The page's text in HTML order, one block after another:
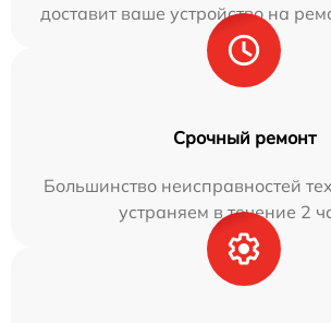
доставит ваше устройство на
Срочный ремонт
Большинство неисправностей
устраняем в течение 2